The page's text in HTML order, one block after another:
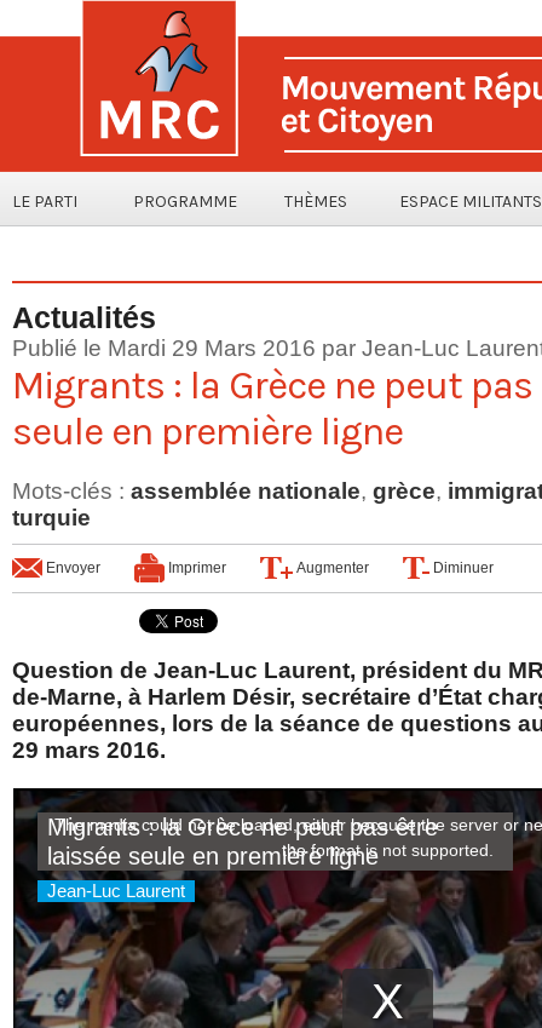
LE PARTI PROGRAMME THÈMES ESPACE MILITANTS
Actualités
Publié le Mardi 29 Mars 2016 par Jean-Luc
Migrants : la Grèce ne peut
seule en première ligne
Mots-clés : assemblée nationale, grèce,
turquie
Envoyer Imprimer Augmenter Diminuer
Question de Jean-Luc Laurent, président du
de-Marne, à Harlem Désir, secrétaire d’État
européennes, lors de la séance de questions
29 mars 2016.